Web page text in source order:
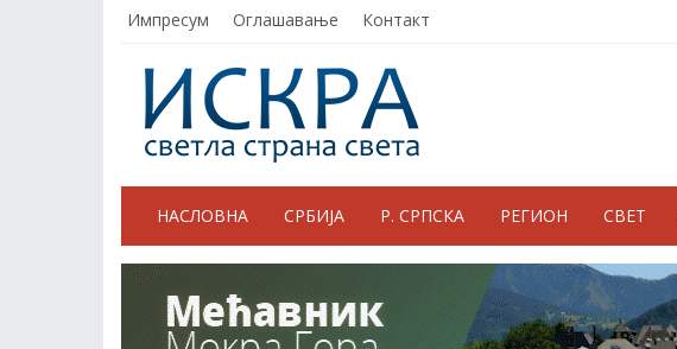
Импресум Оглашавање Контакт
НАСЛОВНА СРБИЈА Р. СРПСКА РЕГИОН СВЕТ